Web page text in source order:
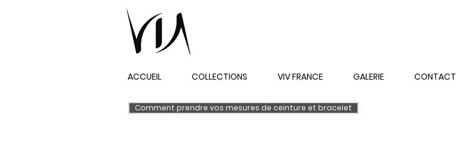
ACCUEIL COLLECTIONS VIV FRANCE GALERIE CONTACT
Comment prendre vos mesures de ceinture et bracelet